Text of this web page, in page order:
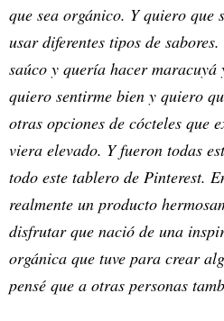
que sea orgánico. Y quiero que
usar diferentes tipos de
saúco y quería hacer
quiero sentirme bien y quiero
otras opciones de cócteles que
viera elevado. Y fueron todas
todo este tablero de Pinterest.
realmente un producto
disfrutar que nació de una
orgánica que tuve para crear
pensé que a otras personas